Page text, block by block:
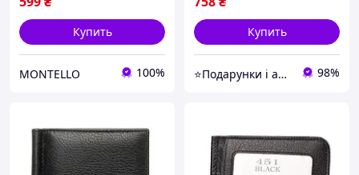
Купить
MONTELLO 100%
Купить
⭐Подарунки і аксесуари⭐ 98%